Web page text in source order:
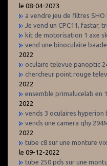
le 08-04-2023
a vendre jeu de filtres SHO
Je vend un CPC11, fastar,
kit de motorisation 1 axe
vend une binoculaire
2022
oculaire televue panoptic
chercheur point rouge
2022
ensemble primalucelab en
2022
vends 3 oculaires hyperion
vends une camera qhy
2022
tube c8 sur une monture
le 09-12-2022
tube 250 pds sur une